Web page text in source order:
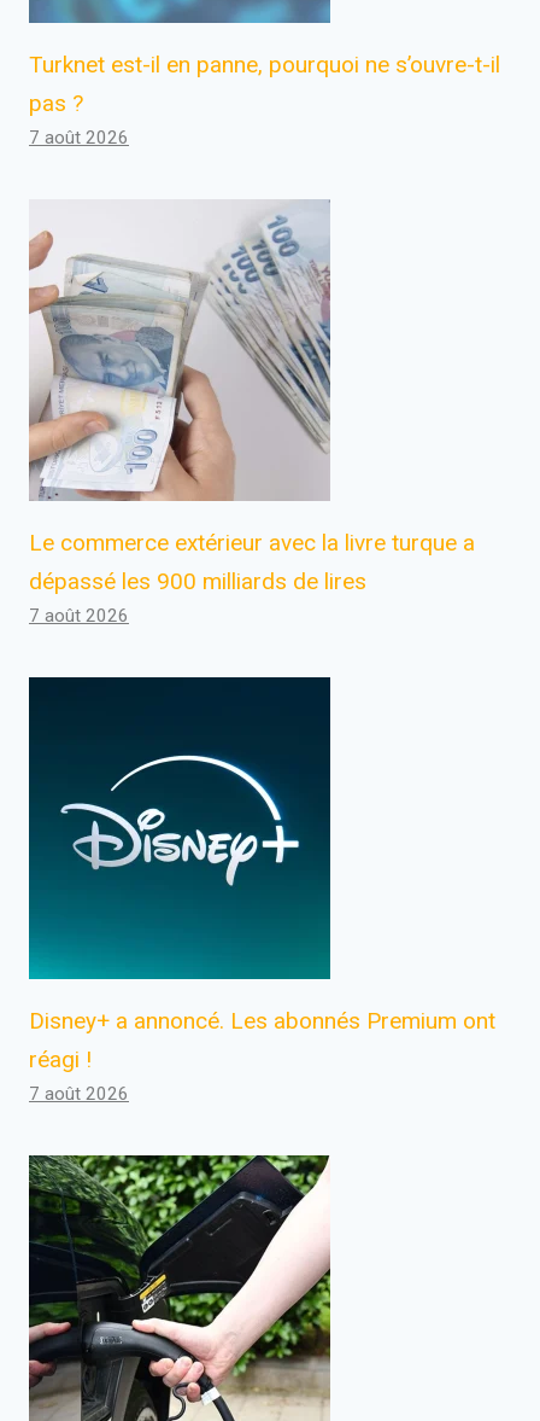
Turknet est-il en panne, pourquoi ne s’ouvre-t-il
pas ?
7 août 2026
Le commerce extérieur avec la livre turque a
dépassé les 900 milliards de lires
7 août 2026
Disney+ a annoncé. Les abonnés Premium ont
réagi !
7 août 2026